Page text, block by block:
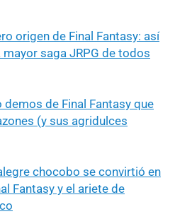
origen de Final Fantasy: así
saga JRPG de todos
demos de Final Fantasy que
(y sus agridulces
chocobo se convirtió en
Fantasy y el ariete de